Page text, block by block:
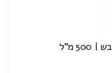
מ"ל